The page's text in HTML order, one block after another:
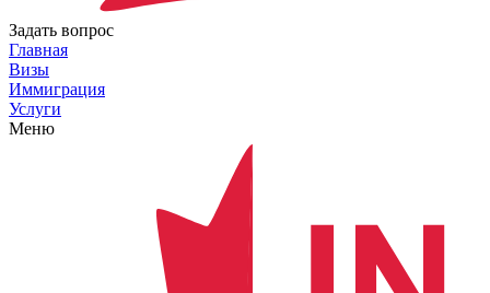
Задать вопрос
Главная
Визы
Иммиграция
Услуги
Меню